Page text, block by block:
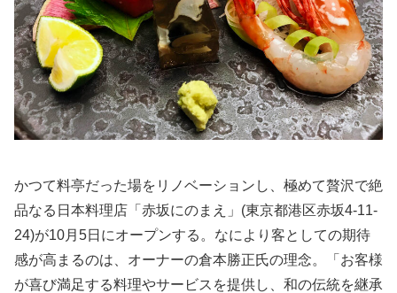
かつて料亭だった場をリノベーションし、極めて贅沢で絶
品なる日本料理店「赤坂にのまえ」(東京都港区赤坂4-11-
24)が10月5日にオープンする。なにより客としての期待
感が高まるのは、オーナーの倉本勝正氏の理念。「お客様
が喜び満足する料理やサービスを提供し、和の伝統を継承